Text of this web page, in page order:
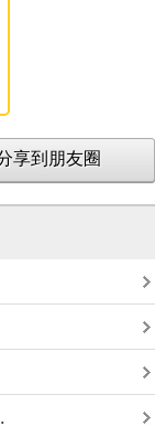
享到朋友圈